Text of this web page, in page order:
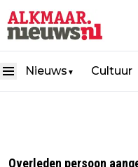
Nieuws ▼ Cultuur
Overleden persoon